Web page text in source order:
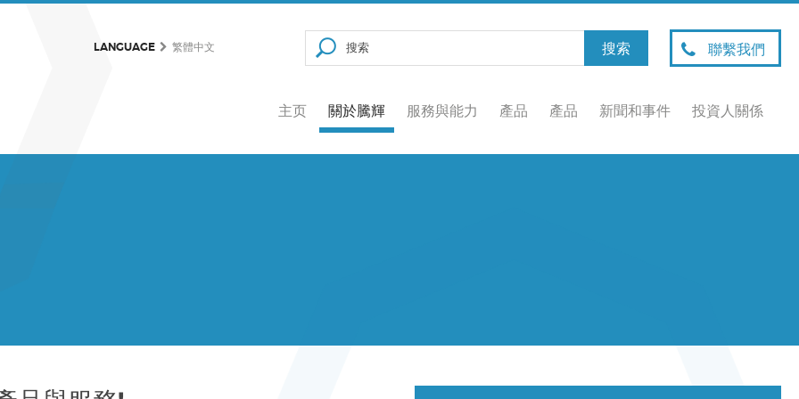
LANGUAGE 繁體中文 聯繫我們
主页 關於騰輝 服務與能力 產品 產品 新聞和事件 投資人關係